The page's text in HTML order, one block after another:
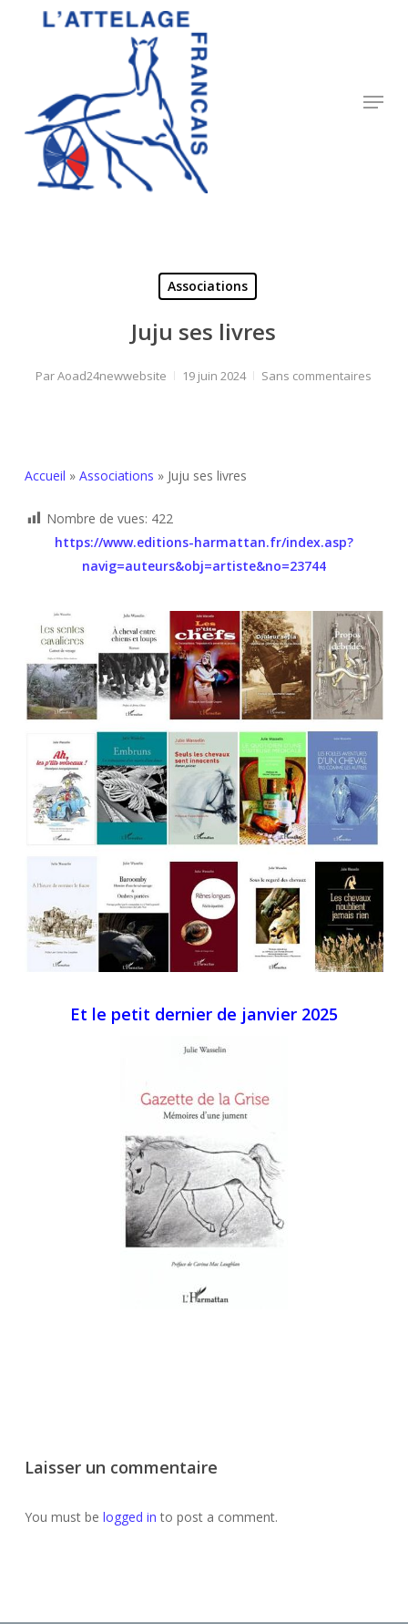
Menu
Associations
Juju ses livres
ParAoad24newwebsite 19 juin 2024 Sans commentaires
Accueil » Associations » Juju ses livres
Nombre de vues: 422
https://www.editions-harmattan.fr/index.asp?
navig=auteurs&obj=artiste&no=23744
Et le petit dernier de janvier 2025
Laisser un commentaire
You must be logged in to post a comment.